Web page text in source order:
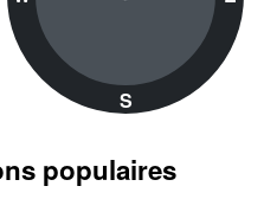
S
populaires